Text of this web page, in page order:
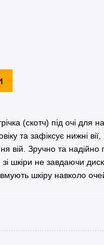
(скотч) під очі
та зафіксує нижні
вій. Зручно та
зі шкіри не завдаючи
шкіру навколо